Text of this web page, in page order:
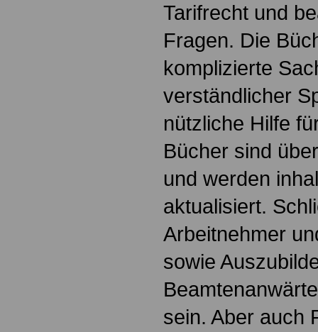
Tarifrecht und
Fragen. Die
komplizierte
verständlicher
nützliche Hilfe
Bücher sind
und werden
aktualisiert.
Arbeitnehmer
sowie
sein. Aber auch